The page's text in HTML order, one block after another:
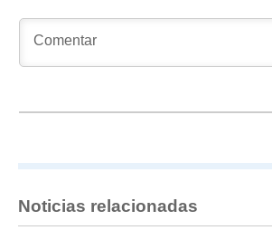
Noticias relacionadas